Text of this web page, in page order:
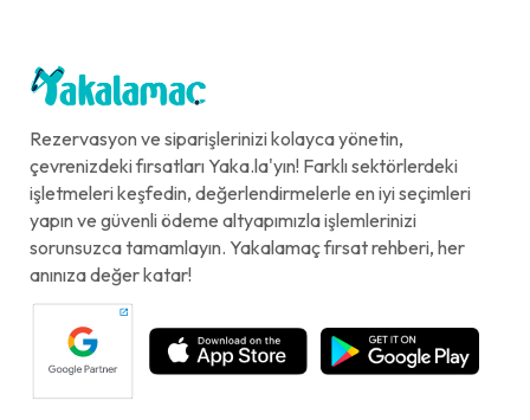
Rezervasyon ve siparişlerinizi kolayca yönetin,
çevrenizdeki fırsatları Yaka.la'yın! Farklı sektörlerdeki
işletmeleri keşfedin, değerlendirmelerle en iyi seçimleri
yapın ve güvenli ödeme altyapımızla işlemlerinizi
sorunsuzca tamamlayın. Yakalamaç fırsat rehberi, her
anınıza değer katar!